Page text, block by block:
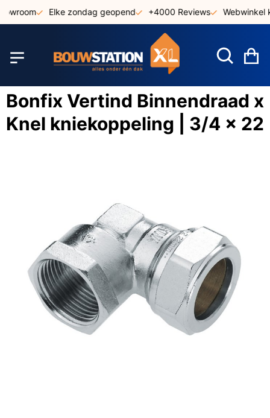
naar
Elke zondag geopend +4000 Reviews Webwinkel
Bonfix Vertind Binnendraad x
Knel kniekoppeling | 3/4 x 22